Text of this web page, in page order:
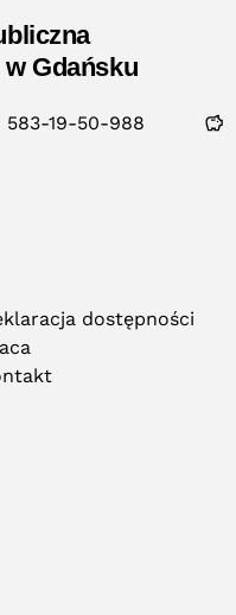
Gdańsku
583-19-50-988
dostępności